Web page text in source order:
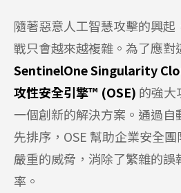
隨著惡意人工智慧攻擊的興
戰只會越來越複雜。為了應對
SentinelOne Singularity
攻性安全引擎™ (OSE) 的強大
一個創新的解決方案。通過自
先排序，OSE 幫助企業安全
嚴重的威脅，消除了繁雜的誤
率。